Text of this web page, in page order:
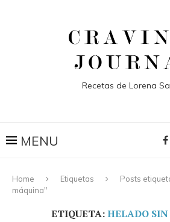
Recetas de Lorena
Home Etiquetas
Posts
máquina"
ETIQUETA:HELADO